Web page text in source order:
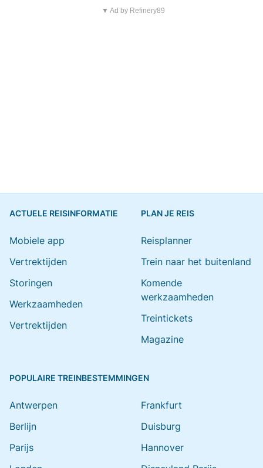
▼ Ad by Refinery89
ACTUELE REISINFORMATIE
Mobiele app
Vertrektijden
Storingen
Werkzaamheden
Vertrektijden
PLAN JE REIS
Reisplanner
Trein naar het buitenland
Komende
werkzaamheden
Treintickets
Magazine
POPULAIRE TREINBESTEMMINGEN
Antwerpen
Berlijn
Parijs
Frankfurt
Duisburg
Hannover